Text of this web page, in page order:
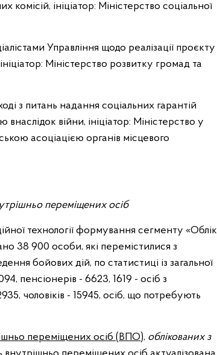
ініціатор: Міністерство соціальної
Управління щодо реалізації проєкту
Міністерство розвитку громад та
з питань надання соціальних гарантій
війни, ініціатор: Міністерство у
асоціацією органів місцевого
переміщених осіб
технології формування сегменту «Облік
38 900 особи, які перемістилися з
бойових дій, по статистиці із загальної
пенсіонерів - 6623, 1619 - осіб з
чоловіків - 15945, осіб, що потребують
переміщених осіб (ВПО), облікованих з